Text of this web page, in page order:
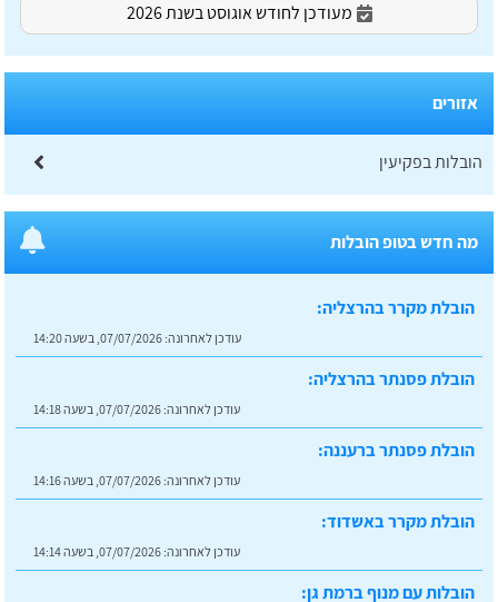
מעודכן לחודש אוגוסט בשנת 2026
אזורים
הובלות בפקיעין
מה חדש בטופ הובלות
הובלת מקרר בהרצליה:
עודכן לאחרונה: 07/07/2026, בשעה 14:20
הובלת פסנתר בהרצליה:
עודכן לאחרונה: 07/07/2026, בשעה 14:18
הובלת פסנתר ברעננה:
עודכן לאחרונה: 07/07/2026, בשעה 14:16
הובלת מקרר באשדוד:
עודכן לאחרונה: 07/07/2026, בשעה 14:14
הובלות עם מנוף ברמת גן: